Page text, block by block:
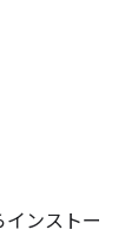
インストー